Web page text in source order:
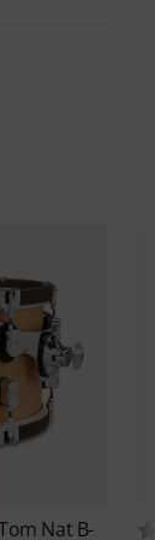
Tom Nat B-